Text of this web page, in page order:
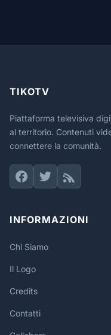
TIKOTV
Piattaforma televisiva
al territorio. Contenuti
connettere la comunità.
INFORMAZIONI
Chi Siamo
Il Logo
Credits
Contatti